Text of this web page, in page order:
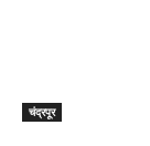
चंद्रपूर